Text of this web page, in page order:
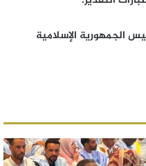
الجمهورية الإسلامية